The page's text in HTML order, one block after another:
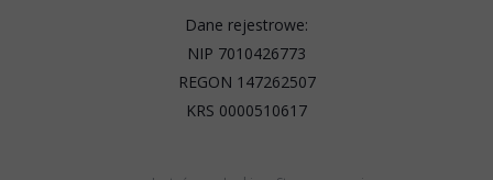
Dane rejestrowe:
NIP 7010426773
REGON 147262507
KRS 0000510617